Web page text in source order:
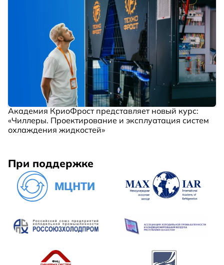
Академия КриоФрост представляет новый курс:
«Чиллеры. Проектирование и эксплуатация систем
охлаждения жидкостей»
При поддержке